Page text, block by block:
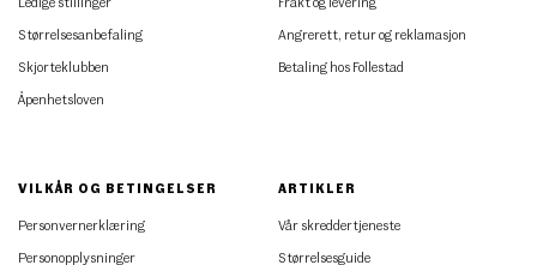
Størrelsesanbefaling
Skjorteklubben
Åpenhetsloven
Angrerett, retur og reklamasjon
Betaling hos Follestad
VILKÅR OG BETINGELSER
Personvernerklæring
Personopplysninger
ARTIKLER
Vår skreddertjeneste
Størrelsesguide